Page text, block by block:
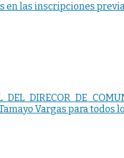
en las inscripciones
DEL DIRECOR DE
Vargas para todos